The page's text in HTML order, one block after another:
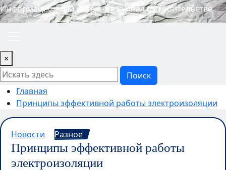
Информационный интернет журнал о строительстве
×
Поиск
Главная
Принципы эффективной работы электроизоляции
Новости Разное
Принципы эффективной работы
электроизоляции